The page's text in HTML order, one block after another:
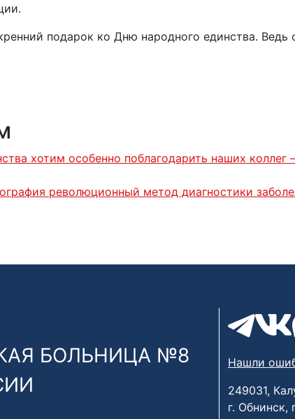
подарок ко Дню народного единства. Ведь
хотим особенно поблагодарить наших
революционный метод диагностики
БОЛЬНИЦА №8
Нашли
249031,
г. Обнинск,